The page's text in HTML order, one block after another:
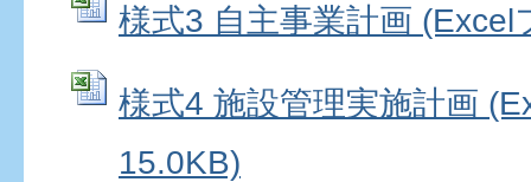
様式3 自主事業計画
様式4 施設管理実施計画
15.0KB)